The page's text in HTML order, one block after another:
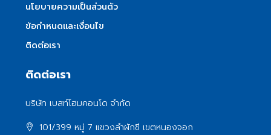
นโยบายความเป็นส่วนตัว
ข้อกำหนดและเงื่อนไข
ติดต่อเรา
ติดต่อเรา
บริษัท เบสท์โฮมคอนโด จำกัด
101/399 หมู่ 7 แขวงลําผักชี เขตหนองจอก